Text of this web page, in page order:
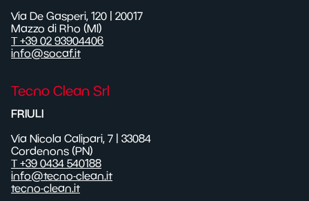
Via De Gasperi, 120 | 20017
Mazzo di Rho (MI)
T +39 02 93904406
info@socaf.it
Tecno Clean Srl
FRIULI
Via Nicola Calipari, 7 | 33084
Cordenons (PN)
T +39 0434 540188
info@tecno-clean.it
tecno-clean.it